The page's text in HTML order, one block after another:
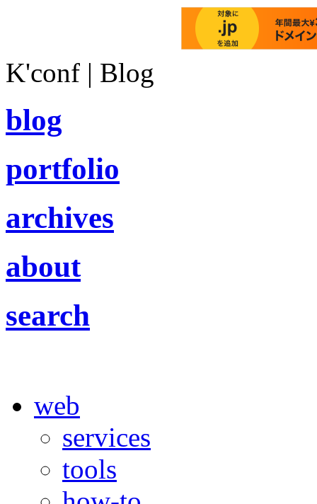
K'conf | Blog
blog
portfolio
archives
about
search
web
services
tools